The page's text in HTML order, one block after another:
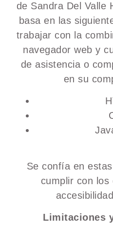
de Sandra Del Valle
basa en las
trabajar con la
navegador web y
de asistencia o
en su
Se confía en
cumplir con los
Limitaciones